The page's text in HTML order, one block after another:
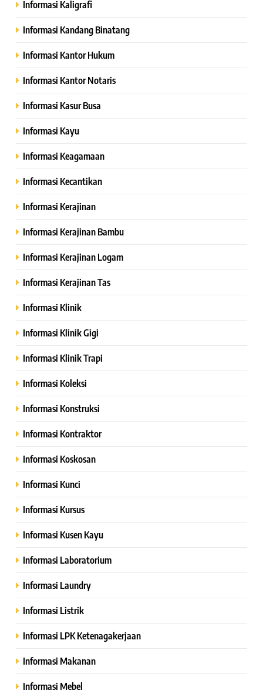
Informasi Kaligrafi
Informasi Kandang Binatang
Informasi Kantor Hukum
Informasi Kantor Notaris
Informasi Kasur Busa
Informasi Kayu
Informasi Keagamaan
Informasi Kecantikan
Informasi Kerajinan
Informasi Kerajinan Bambu
Informasi Kerajinan Logam
Informasi Kerajinan Tas
Informasi Klinik
Informasi Klinik Gigi
Informasi Klinik Trapi
Informasi Koleksi
Informasi Konstruksi
Informasi Kontraktor
Informasi Koskosan
Informasi Kunci
Informasi Kursus
Informasi Kusen Kayu
Informasi Laboratorium
Informasi Laundry
Informasi Listrik
Informasi LPK Ketenagakerjaan
Informasi Makanan
Informasi Mebel